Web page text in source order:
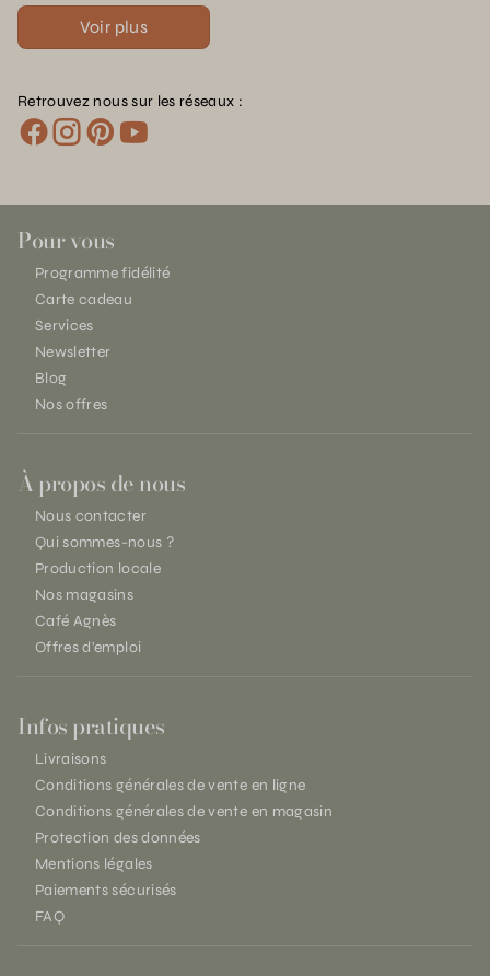
Voir plus
Retrouvez nous sur les réseaux :
Pour vous
Programme fidélité
Carte cadeau
Services
Newsletter
Blog
Nos offres
À propos de nous
Nous contacter
Qui sommes-nous ?
Production locale
Nos magasins
Café Agnès
Offres d'emploi
Infos pratiques
Livraisons
Conditions générales de vente en ligne
Conditions générales de vente en magasin
Protection des données
Mentions légales
Paiements sécurisés
FAQ